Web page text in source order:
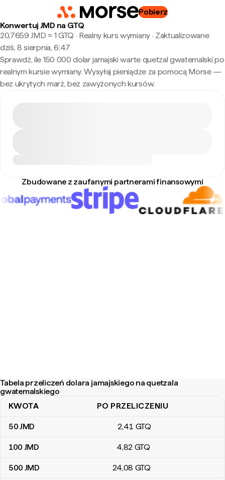
Pobierz
Konwertuj JMD na GTQ
20,7659 JMD ≈ 1 GTQ · Realny kurs wymiany· Zaktualizowane
dziś, 8 sierpnia, 6:47
Sprawdź, ile 150 000 dolar jamajski warte quetzal gwatemalski po
realnym kursie wymiany. Wysyłaj pieniądze za pomocą Morse —
bez ukrytych marż, bez zawyżonych kursów.
Zbudowane z zaufanymi partnerami finansowymi
Tabela przeliczeń dolara jamajskiego na quetzala
gwatemalskiego
Tabela przeliczeń dolara jamajskiego na quetzala gwatemalskiego
KWOTA PO PRZELICZENIU
50JMD 2,41 GTQ
100 JMD 4,82 GTQ
500 JMD 24,08 GTQ